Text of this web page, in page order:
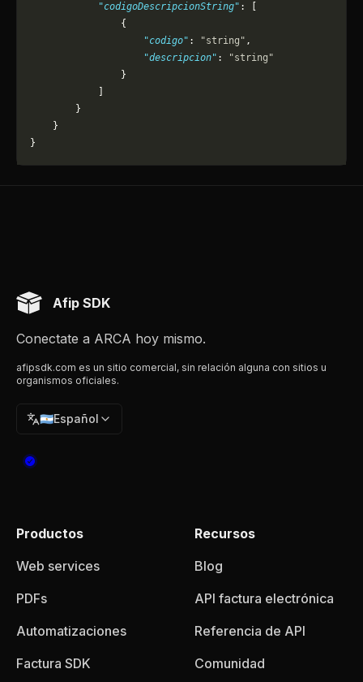
            "codigoDescripcionString"
: [
                {
                    "codigo"
: "string" ,
                    "descripcion"
:
"string"
                }
        }
    }
}
Afip SDK
Conectate a ARCA hoy mismo.
afipsdk.com es un sitio comercial, sin relación alguna con sitios u
organismos oficiales.
🇦🇷Español
Productos
Web services
PDFs
Automatizaciones
Factura SDK
Recursos
Blog
API factura electrónica
Referencia de API
Comunidad